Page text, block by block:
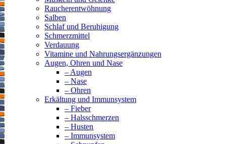
Raucherentwöhnung
Salben
Schlaf und Beruhigung
Schmerzmittel
Verdauung
Vitamine und Nahrungsergänzungen
Augen, Ohren und Nase
– Augen
– Nase
– Ohren
Erkältung und Immunsystem
– Fieber
– Halsschmerzen
– Husten
– Immunsystem